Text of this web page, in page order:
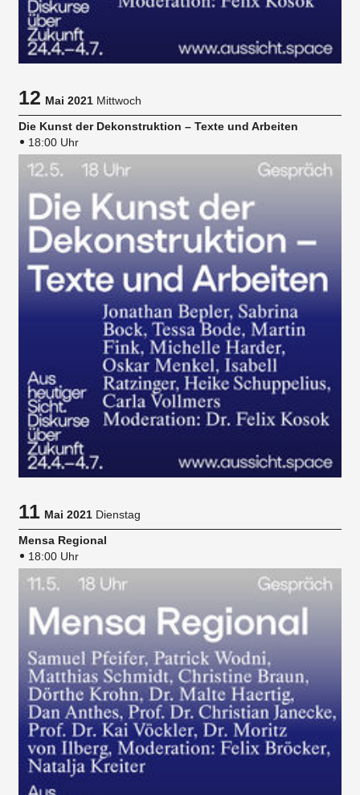
12Mai 2021 Mittwoch
Die Kunst der Dekonstruktion – Texte und Arbeiten
18:00 Uhr
11Mai 2021 Dienstag
Mensa Regional
18:00 Uhr